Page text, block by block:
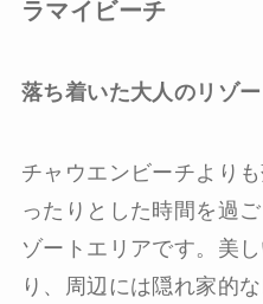
ラマイビーチ
落ち着いた大人のリゾー
チャウエンビーチより
ったりとした時間を過
ゾートエリアです。美
り、周辺には隠れ家的